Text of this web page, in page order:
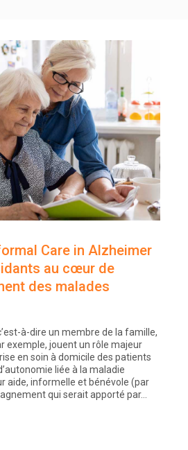
Care in Alzheimer
au cœur de
des malades
à-dire un membre de la famille,
exemple, jouent un rôle majeur
en soin à domicile des patients
liée à la maladie
aide, informelle et bénévole (par
qui serait apporté par…